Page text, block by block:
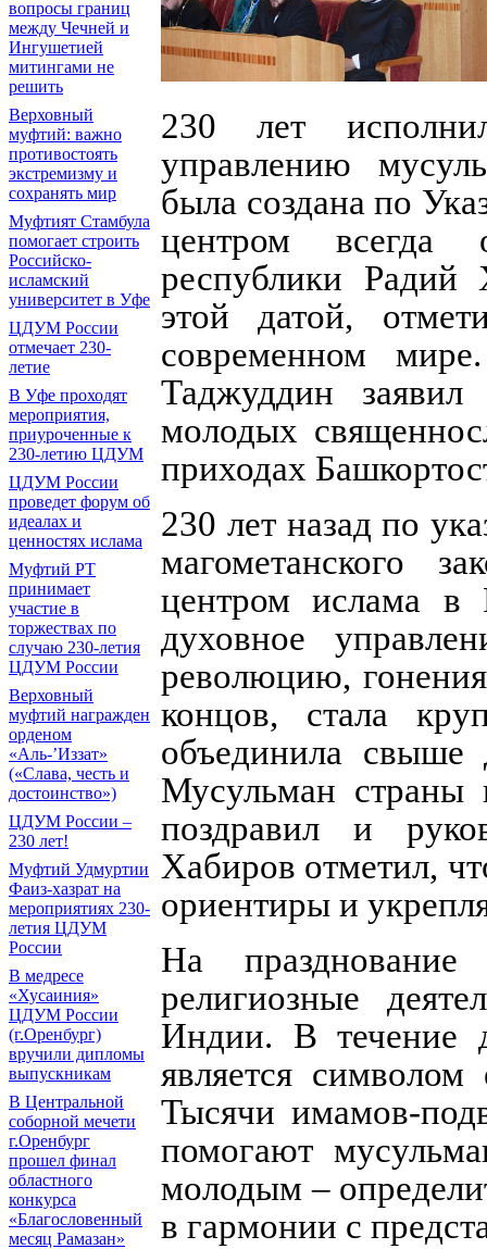
вопросы границ
между Чечней и
Ингушетией
митингами не
решить
Верховный
муфтий: важно
противостоять
экстремизму и
сохранять мир
Муфтият Стамбула
помогает строить
Российско-
исламский
университет в Уфе
ЦДУМ России
отмечает 230-
летие
В Уфе проходят
мероприятия,
приуроченные к
230-летию ЦДУМ
ЦДУМ России
проведет форум об
идеалах и
ценностях ислама
Муфтий РТ
принимает
участие в
торжествах по
случаю 230-летия
ЦДУМ России
Верховный
муфтий награжден
орденом
«Аль-’Иззат»
(«Слава, честь и
достоинство»)
ЦДУМ России –
230 лет!
Муфтий Удмуртии
Фаиз-хазрат на
мероприятиях 230-
летия ЦДУМ
России
В медресе
«Хусаиния»
ЦДУМ России
(г.Оренбург)
вручили дипломы
выпускникам
В Центральной
соборной мечети
г.Оренбург
прошел финал
областного
конкурса
«Благословенный
месяц Рамазан»
230 лет
управлению
была создана по
центром всегда
республики Радий
этой датой,
современном
Таджуддин
молодых
приходах
230 лет назад по
магометанского
центром ислама в
духовное
революцию,
концов, стала
объединила свыше
Мусульман
поздравил и
Хабиров отметил,
ориентиры и
На
религиозные
Индии. В
является
Тысячи имамов-
помогают
молодым –
в гармонии с